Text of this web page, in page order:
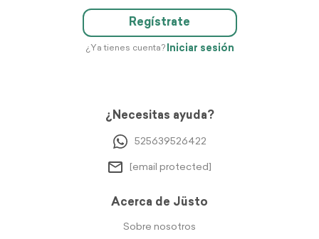
Regístrate
¿Ya tienes cuenta? Iniciar sesión
¿Necesitas ayuda?
525639526422
[email protected]
Acerca de Jüsto
Sobre nosotros